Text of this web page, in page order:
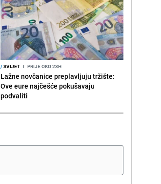
/SVIJET I PRIJE OKO 23H
Lažne novčanice preplavljuju tržište:
Ove eure najčešće pokušavaju
podvaliti